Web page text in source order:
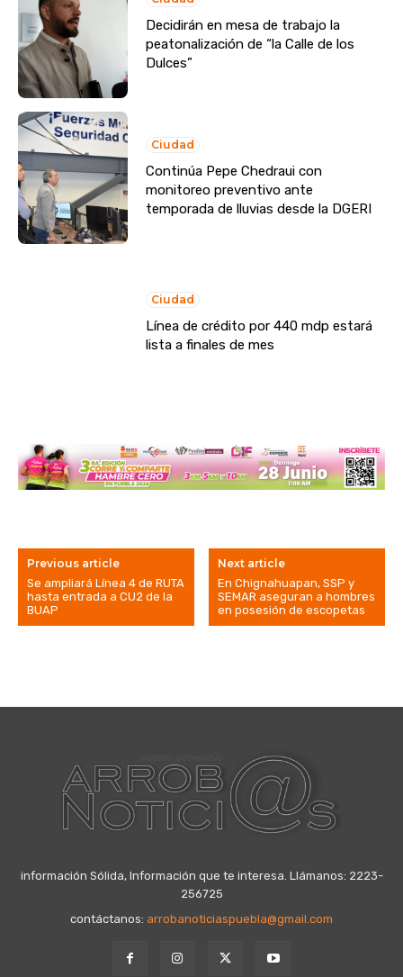
Decidirán en mesa de trabajo la
peatonalización de “la Calle de los
Dulces”
Ciudad
Continúa Pepe Chedraui con
monitoreo preventivo ante
temporada de lluvias desde la DGERI
Ciudad
Línea de crédito por 440 mdp estará
lista a finales de mes
Previous article
Se ampliará Línea 4 de RUTA
hasta entrada a CU2 de la
BUAP
Next article
En Chignahuapan, SSP y
SEMAR aseguran a hombres
en posesión de escopetas
información Sólida, Información que te interesa. Llámanos: 2223-
256725
contáctanos: arrobanoticiaspuebla@gmail.com